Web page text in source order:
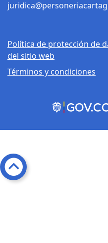
Política de protección de
del sitio web
Términos y condiciones